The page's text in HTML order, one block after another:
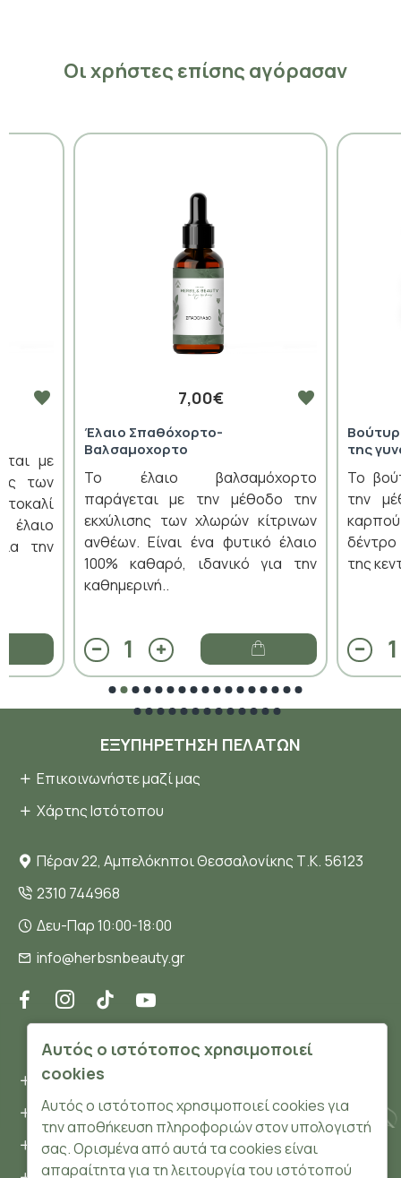
Οι χρήστες επίσης αγόρασαν
με
των
έλαιο
την
7,00€
Έλαιο Σπαθόχορτο-
Βαλσαμοχορτο
Το έλαιο βαλσαμόχορτο
παράγεται με την μέθοδο την
εκχύλισης των χλωρών κίτρινων
ανθέων. Είναι ένα φυτικό έλαιο
100% καθαρό, ιδανικό για την
καθημερινή..
της
Το
την
δέντρο
της
ΕΞΥΠΗΡΈΤΗΣΗ ΠΕΛΑΤΏΝ
Επικοινωνήστε μαζί μας
Χάρτης Ιστότοπου
Πέραν 22, Αμπελόκηποι Θεσσαλονίκης Τ.Κ. 56123
2310 744968
Δευ-Παρ 10:00-18:00
info@herbsnbeauty.gr
ΠΛΗΡΟΦΟΡΊΕΣ
Όροι και συνθήκες
Προσωπικά δεδομένα
Ασφάλεια
Αυτός ο ιστότοπος χρησιμοποιεί
cookies
Αυτός ο ιστότοπος χρησιμοποιεί cookies για
την αποθήκευση πληροφοριών στον υπολογιστή
σας. Ορισμένα από αυτά τα cookies είναι
απαραίτητα για τη λειτουργία του ιστότοπού